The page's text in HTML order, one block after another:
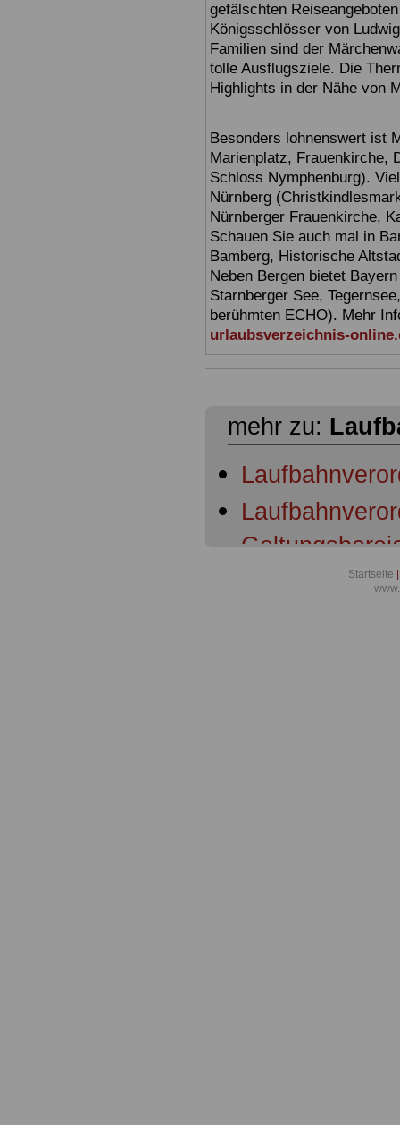
gefälschten
Königsschlösser von
Familien sind der
tolle Ausflugsziele. Die
Highlights in der Nähe von
Besonders lohnenswert ist
Marienplatz, Frauenkirche,
Schloss Nymphenburg).
Nürnberg
Nürnberger Frauenkirche,
Schauen Sie auch mal in
Bamberg, Historische
Neben Bergen bietet
Starnberger See,
berühmten ECHO). Mehr
urlaubsverzeichnis-
mehr zu:
Startseite